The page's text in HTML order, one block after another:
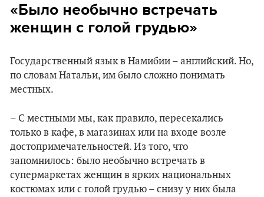
«Было необычно встречать
женщин с голой грудью»
Государственный язык в Намибии – английский. Но,
по словам Натальи, им было сложно понимать
местных.
– С местными мы, как правило, пересекались
только в кафе, в магазинах или на входе возле
достопримечательностей. Из того, что
запомнилось: было необычно встречать в
супермаркетах женщин в ярких национальных
костюмах или с голой грудью – снизу у них была